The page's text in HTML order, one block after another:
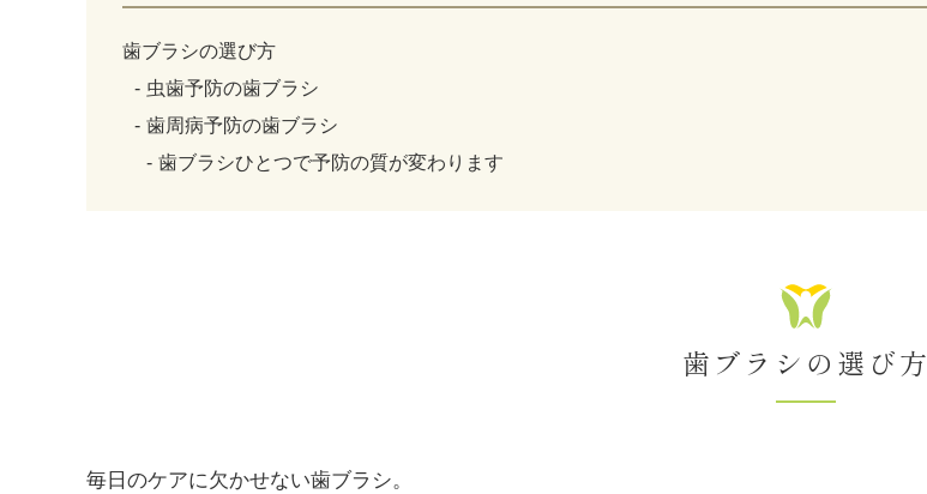
歯ブラシの選び方
虫歯予防の歯ブラシ
歯周病予防の歯ブラシ
歯ブラシひとつで予防の質が変わります
歯ブラシの選び方
毎日のケアに欠かせない歯ブラシ。